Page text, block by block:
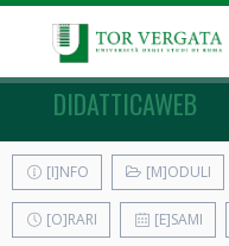
DIDATTICAWEB
[I]NFO [M]ODULI
[O]RARI [E]SAMI